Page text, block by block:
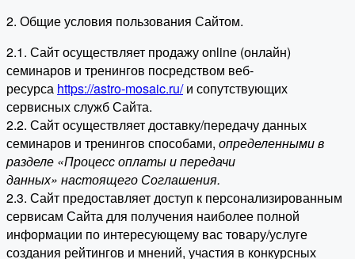
2. Общие условия пользования Сайтом.
2.1. Сайт осуществляет продажу online (онлайн)
семинаров и тренингов посредством веб-
ресурса https://astro-mosaic.ru/и сопутствующих
сервисных служб Сайта.
2.2. Сайт осуществляет доставку/передачу данных
семинаров и тренингов способами, определенными в
разделе «Процесс оплаты и передачи
данных» настоящего Соглашения.
2.3. Сайт предоставляет доступ к персонализированным
сервисам Сайта для получения наиболее полной
информации по интересующему вас товару/услуге
создания рейтингов и мнений, участия в конкурсных